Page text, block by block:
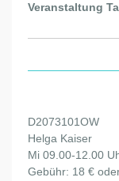
Veranstaltung
D2073101OW
Helga Kaiser
Mi 09.00-12.00
Gebühr: 18 €